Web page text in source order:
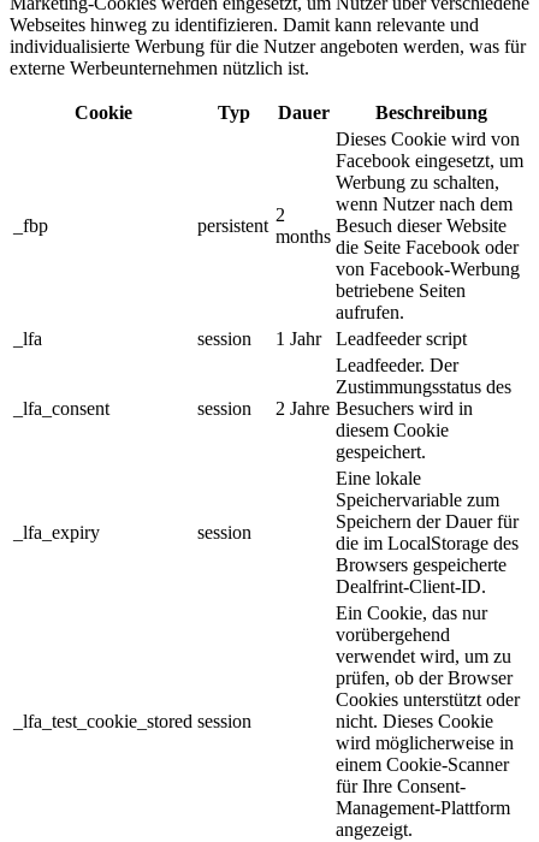
Webseites hinweg zu identifizieren. Damit kann relevante und
individualisierte Werbung für die Nutzer angeboten werden, was für
externe Werbeunternehmen nützlich ist.
Cookie Typ Dauer Beschreibung
_fbp persistent
2
months
Dieses Cookie wird von
Facebook eingesetzt, um
Werbung zu schalten,
wenn Nutzer nach dem
Besuch dieser Website
die Seite Facebook oder
von Facebook-Werbung
betriebene Seiten
aufrufen.
_lfa
session 1 Jahr Leadfeeder script
_lfa_consent session 2 Jahre
Leadfeeder. Der
Zustimmungsstatus des
Besuchers wird in
diesem Cookie
gespeichert.
_lfa_expiry session
Eine lokale
Speichervariable zum
Speichern der Dauer für
die im LocalStorage des
Browsers gespeicherte
Dealfrint-Client-ID.
_lfa_test_cookie_stored session
Ein Cookie, das nur
vorübergehend
verwendet wird, um zu
prüfen, ob der Browser
Cookies unterstützt oder
nicht. Dieses Cookie
wird möglicherweise in
einem Cookie-Scanner
für Ihre Consent-
Management-Plattform
angezeigt.